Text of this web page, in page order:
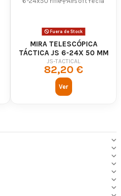
Fuera de Stock
MIRA TELESCÓPICA
TÁCTICA JS 6-24X 50 MM
- JS TACTICAL
JS-TACTICAL
82,20 €
Ver